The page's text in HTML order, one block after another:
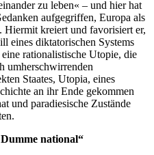
zu leben« – und hier hat
aufgegriffen, Europa als
Hiermit kreiert und favorisiert er,
eines diktatorischen Systems
rationalistische Utopie, die
umherschwirrenden
Staates, Utopia, eines
an ihr Ende gekommen
und paradiesische Zustände
national“